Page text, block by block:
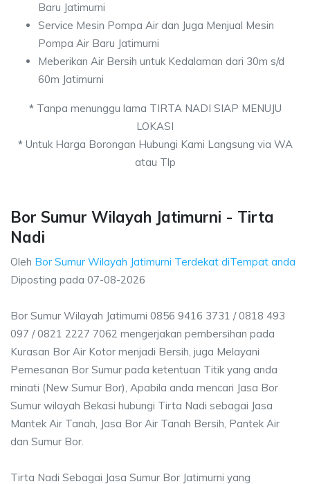
Baru Jatimurni
Service Mesin Pompa Air dan Juga Menjual Mesin
Pompa Air Baru Jatimurni
Meberikan Air Bersih untuk Kedalaman dari 30m s/d
60m Jatimurni
*Tanpa menunggu lama TIRTA NADI SIAP MENUJU
LOKASI
*Untuk Harga Borongan Hubungi Kami Langsung via WA
atau Tlp
Bor Sumur Wilayah Jatimurni - Tirta
Nadi
Oleh Bor Sumur Wilayah Jatimurni Terdekat diTempat anda
Diposting pada 07-08-2026
Bor Sumur Wilayah Jatimurni 0856 9416 3731 / 0818 493
097 / 0821 2227 7062 mengerjakan pembersihan pada
Kurasan Bor Air Kotor menjadi Bersih, juga Melayani
Pemesanan Bor Sumur pada ketentuan Titik yang anda
minati (New Sumur Bor), Apabila anda mencari Jasa Bor
Sumur wilayah Bekasi hubungi Tirta Nadi sebagai Jasa
Mantek Air Tanah, Jasa Bor Air Tanah Bersih, Pantek Air
dan Sumur Bor.
Tirta Nadi Sebagai Jasa Sumur Bor Jatimurni yang